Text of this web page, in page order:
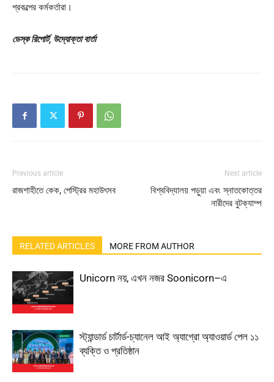
প্রকল্পের কর্মকর্তারা।
ডেস্ক রিপোর্ট, উদ্যোক্তা বার্তা
Previous article
রাজশাহীতে কেক, পেস্ট্রির মহাউৎসব
Next article
বিশ্ববিদ্যালয় পড়ুয়া এবং স্নাতকোত্তর
নারীদের বুটক্যাম্প
RELATED ARTICLES MORE FROM AUTHOR
Unicorn নয়, এখন নজর Soonicorn–এ
স্ট্যান্ডার্ড চার্টার্ড-চ্যানেল আই অ্যাগ্রো অ্যাওয়ার্ড পেল ১১
ব্যক্তি ও প্রতিষ্ঠান